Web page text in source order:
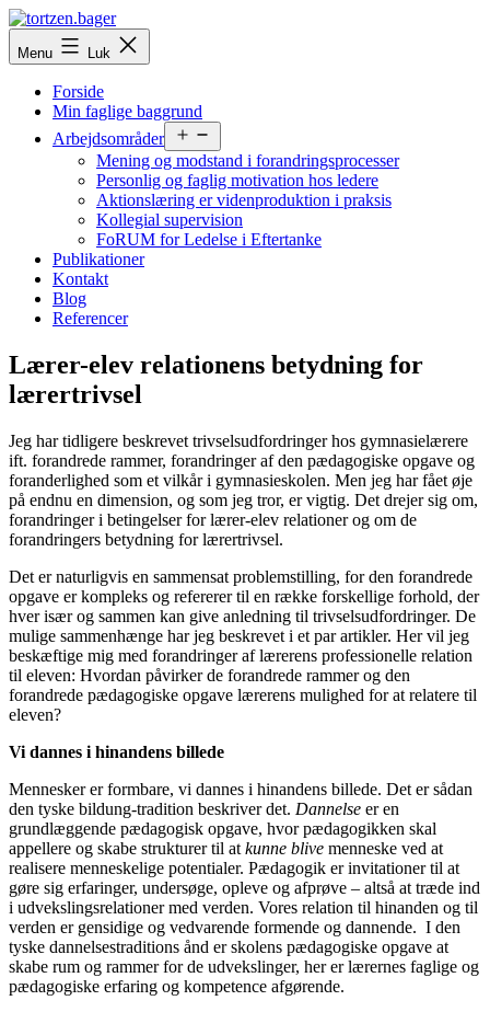
Fortsæt
til
indhold
tortzen.bager
Menu Luk
Forside
Min faglige baggrund
Arbejdsområder
menu
Mening og modstand i forandringsprocesser
Personlig og faglig motivation hos ledere
Aktionslæring er videnproduktion i praksis
Kollegial supervision
FoRUM for Ledelse i Eftertanke
Publikationer
Kontakt
Blog
Referencer
Lærer-elev relationens betydning for
lærertrivsel
Jeg har tidligere beskrevet trivselsudfordringer hos gymnasielærere
ift. forandrede rammer, forandringer af den pædagogiske opgave og
foranderlighed som et vilkår i gymnasieskolen. Men jeg har fået øje
på endnu en dimension, og som jeg tror, er vigtig. Det drejer sig om,
forandringer i betingelser for lærer-elev relationer og om de
forandringers betydning for lærertrivsel.
Det er naturligvis en sammensat problemstilling, for den forandrede
opgave er kompleks og refererer til en række forskellige forhold, der
hver især og sammen kan give anledning til trivselsudfordringer. De
mulige sammenhænge har jeg beskrevet i et par artikler. Her vil jeg
beskæftige mig med forandringer af lærerens professionelle relation
til eleven: Hvordan påvirker de forandrede rammer og den
forandrede pædagogiske opgave lærerens mulighed for at relatere til
eleven?
Vi dannes i hinandens billede
Mennesker er formbare, vi dannes i hinandens billede. Det er sådan
den tyske bildung-tradition beskriver det. Dannelse er en
grundlæggende pædagogisk opgave, hvor pædagogikken skal
appellere og skabe strukturer til at kunne blive menneske ved at
realisere menneskelige potentialer. Pædagogik er invitationer til at
gøre sig erfaringer, undersøge, opleve og afprøve – altså at træde ind
i udvekslingsrelationer med verden. Vores relation til hinanden og til
verden er gensidige og vedvarende formende og dannende. I den
tyske dannelsestraditions ånd er skolens pædagogiske opgave at
skabe rum og rammer for de udvekslinger, her er lærernes faglige og
pædagogiske erfaring og kompetence afgørende.